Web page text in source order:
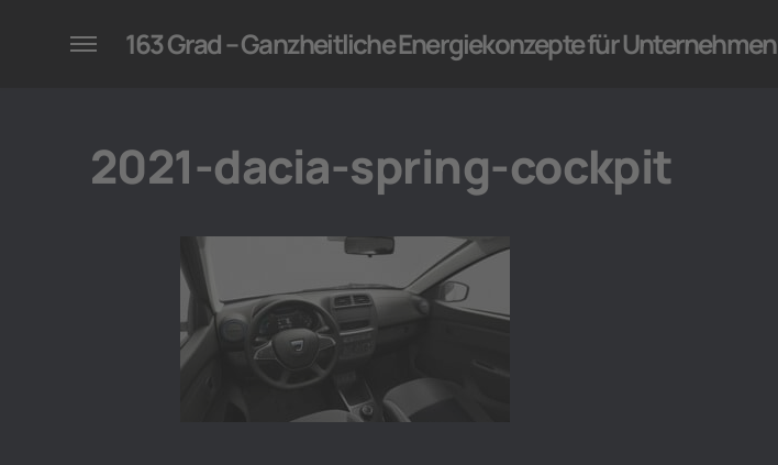
für Unternehmen
163 Grad – Ganzheitliche Energiekonzepte für Unternehmen
2021-dacia-spring-cockpit